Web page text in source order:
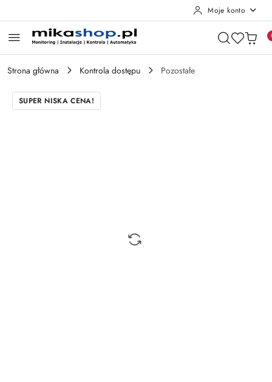
Moje konto
Strona główna Kontrola dostępu Pozostałe
SUPER NISKA CENA!